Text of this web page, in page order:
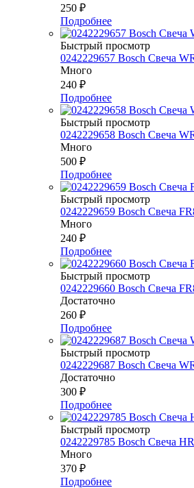
250 ₽
Подробнее
Быстрый просмотр
0242229657 Bosch Свеча
Много
240 ₽
Подробнее
Быстрый просмотр
0242229658 Bosch Свеча
Много
500 ₽
Подробнее
Быстрый просмотр
0242229659 Bosch Свеча
Много
240 ₽
Подробнее
Быстрый просмотр
0242229660 Bosch Свеча
Достаточно
260 ₽
Подробнее
Быстрый просмотр
0242229687 Bosch Свеча
Достаточно
300 ₽
Подробнее
Быстрый просмотр
0242229785 Bosch Свеча
Много
370 ₽
Подробнее